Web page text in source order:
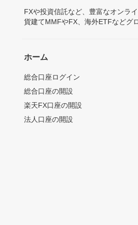
FXや投資信託など、豊富なオンラ
貨建てMMFやFX、海外ETFなどグ
ホーム
総合口座ログイン
総合口座の開設
楽天FX口座の開設
法人口座の開設